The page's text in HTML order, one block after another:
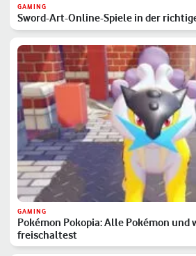
GAMING
Sword-Art-Online-Spiele in der
GAMING
Pokémon Pokopia: Alle Pokémon und
freischaltest